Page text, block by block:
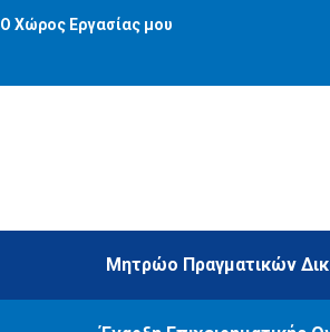
Ο Χώρος Εργασίας μου
Μητρώο Πραγματικών